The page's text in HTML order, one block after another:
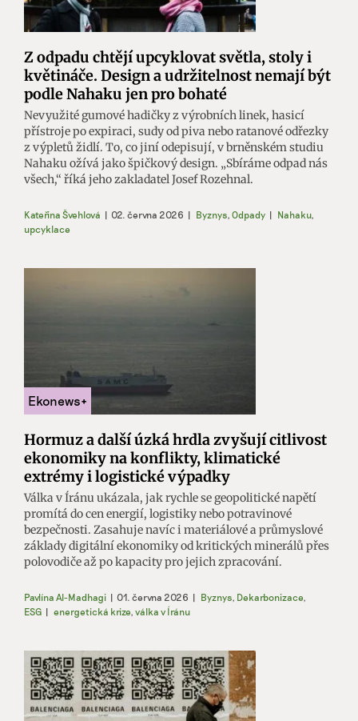
Z odpadu chtějí upcyklovat světla, stoly i
květináče. Design a udržitelnost nemají být
podle Nahaku jen pro bohaté
Nevyužité gumové hadičky z výrobních linek, hasicí
přístroje po expiraci, sudy od piva nebo ratanové odřezky
z výpletů židlí. To, co jiní odepisují, v brněnském studiu
Nahaku ožívá jako špičkový design. „Sbíráme odpad nás
všech,“ říká jeho zakladatel Josef Rozehnal.
Kateřina Švehlová | 02. června 2026 | Byznys Odpady | Nahaku,
upcyklace
Hormuz a další úzká hrdla zvyšují citlivost
ekonomiky na konflikty, klimatické
extrémy i logistické výpadky
Válka v Íránu ukázala, jak rychle se geopolitické napětí
promítá do cen energií, logistiky nebo potravinové
bezpečnosti. Zasahuje navíc i materiálové a průmyslové
základy digitální ekonomiky od kritických minerálů přes
polovodiče až po kapacity pro jejich zpracování.
Pavlína Al-Madhagi | 01. června 2026 | Byznys, Dekarbonizace,
ESG | energetická krize, válka v Íránu